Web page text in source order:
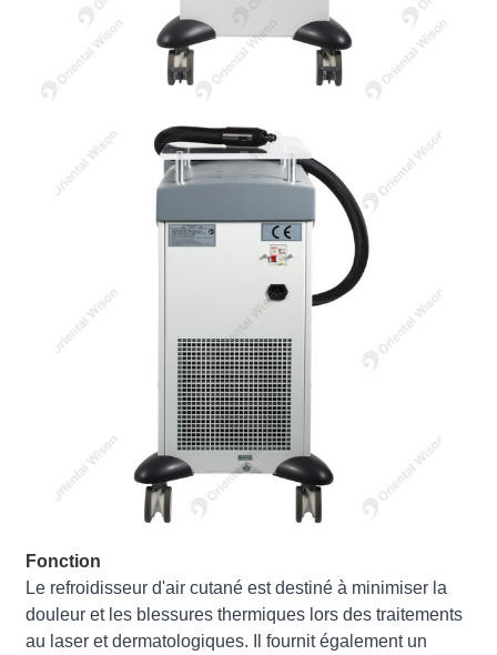
Fonction
Le refroidisseur d'air cutané est destiné à minimiser la
douleur et les blessures thermiques lors des traitements
au laser et dermatologiques. Il fournit également un